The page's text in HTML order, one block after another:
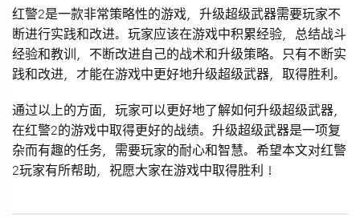
红警2是一款非常策略性的游戏，升级超级武器需要玩家不
断进行实践和改进。玩家应该在游戏中积累经验，总结战斗
经验和教训，不断改进自己的战术和升级策略。只有不断实
践和改进，才能在游戏中更好地升级超级武器，取得胜利。
通过以上的方面，玩家可以更好地了解如何升级超级武器，
在红警2的游戏中取得更好的战绩。升级超级武器是一项复
杂而有趣的任务，需要玩家的耐心和智慧。希望本文对红警
2玩家有所帮助，祝愿大家在游戏中取得胜利！